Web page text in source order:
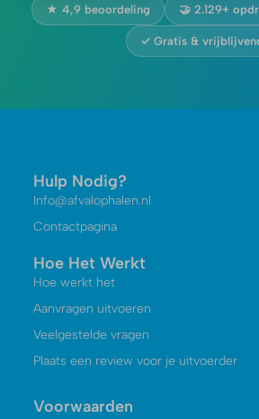
★ 4,9 beoordeling 🤝 2.129+
✓ Gratis &
Hulp Nodig?
Info@afvalophalen.nl
Contactpagina
Hoe Het Werkt
Hoe werkt het
Aanvragen uitvoeren
Veelgestelde vragen
Plaats een review voor je uitvoerder
Voorwaarden